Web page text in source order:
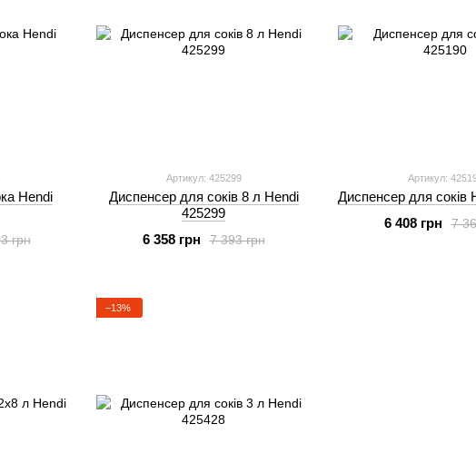
Hendi
грн
Артикул: 425299
Диспенсер для соків 8 л Hendi
425299
7 393 грн
6 358 грн
Артикул:
Диспенсер для соків
7
6 408 грн
−13%